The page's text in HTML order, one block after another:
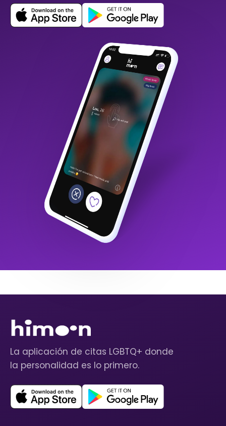
La aplicación de citas LGBTQ+ donde
la personalidad es lo primero.